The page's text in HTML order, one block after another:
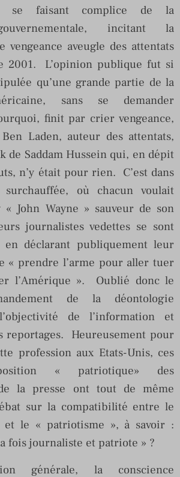
se faisant complice de la
incitant la
vengeance aveugle des attentats
2001. L’opinion publique fut si
qu’une grande partie de la
sans se demander
finit par crier vengeance,
Laden, auteur des attentats,
de Saddam Hussein qui, en dépit
n’y était pour rien. C’est dans
surchauffée, où chacun voulait
John Wayne » sauveur de son
journalistes vedettes se sont
en déclarant publiquement leur
« prendre l’arme pour aller tuer
l’Amérique ». Oublié donc le
de la déontologie
de l’information et
reportages. Heureusement pour
profession aux Etats-Unis, ces
« patriotique» des
la presse ont tout de même
sur la compatibilité entre le
et le « patriotisme », à savoir :
fois journaliste et patriote » ?
générale, la conscience